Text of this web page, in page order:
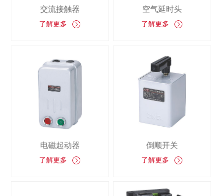
交流接触器
了解更多
空气延时头
了解更多
电磁起动器
了解更多
倒顺开关
了解更多